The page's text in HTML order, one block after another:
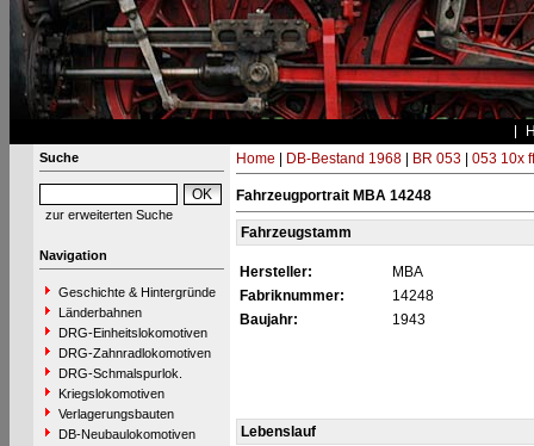
Suche
zur erweiterten Suche
Navigation
Geschichte & Hintergründe
Länderbahnen
DRG-Einheitslokomotiven
DRG-Zahnradlokomotiven
DRG-Schmalspurlok.
Kriegslokomotiven
Verlagerungsbauten
DB-Neubaulokomotiven
Home DB-Bestand 1968| BR 053| 053 10x ff
Fahrzeugportrait MBA 14248
Fahrzeugstamm
Hersteller:
MBA
Fabriknummer:
14248
Baujahr:
1943
Lebenslauf